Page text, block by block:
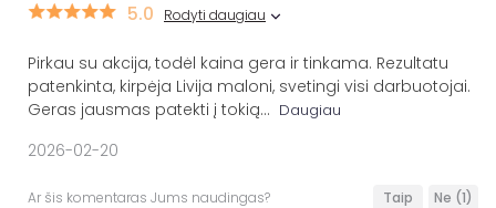
5.0 Rodyti daugiau
Pirkau su akcija, todėl kaina gera ir tinkama. Rezultatu
patenkinta, kirpėja Livija maloni, svetingi visi darbuotojai.
Geras jausmas patekti į tokią... Daugiau
2026-02-20
Ar šis komentaras Jums naudingas? Taip Ne (1)